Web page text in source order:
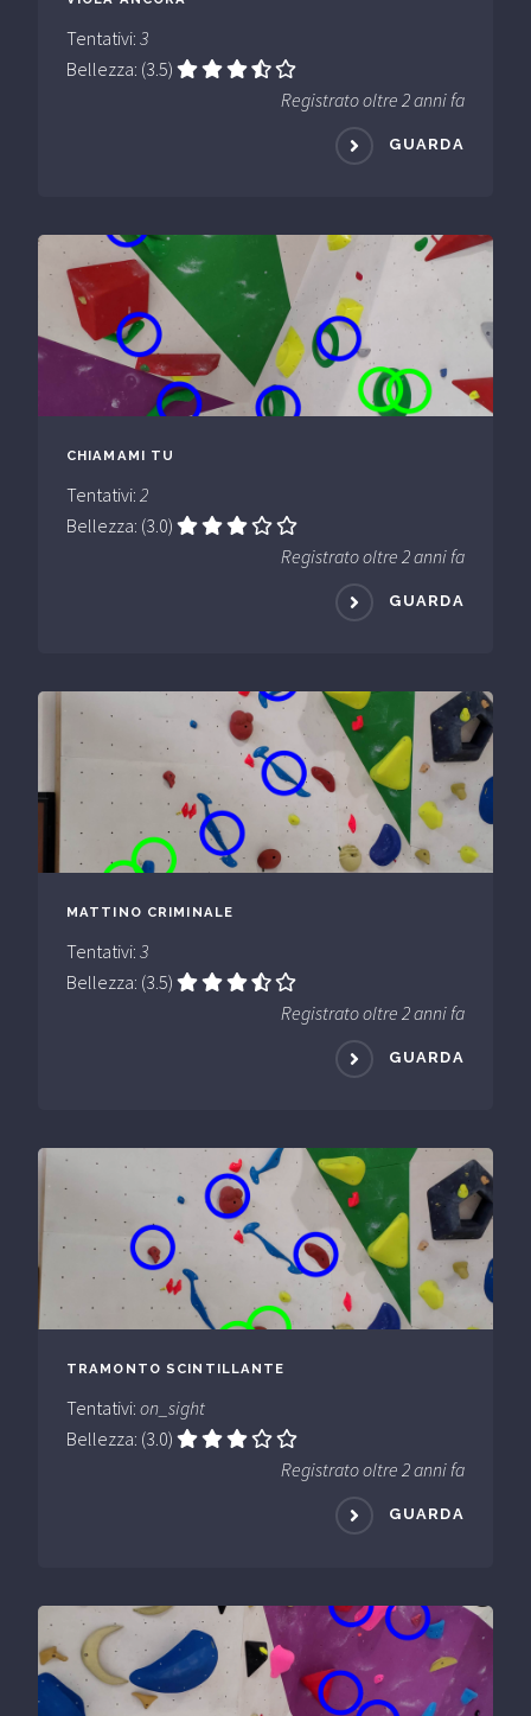
Tentativi: 3
Bellezza: (3.5)
Registrato oltre 2 anni fa
GUARDA
CHIAMAMI TU
Tentativi: 2
Bellezza: (3.0)
Registrato oltre 2 anni fa
GUARDA
MATTINO CRIMINALE
Tentativi: 3
Bellezza: (3.5)
Registrato oltre 2 anni fa
GUARDA
TRAMONTO SCINTILLANTE
Tentativi: on_sight
Bellezza: (3.0)
Registrato oltre 2 anni fa
GUARDA